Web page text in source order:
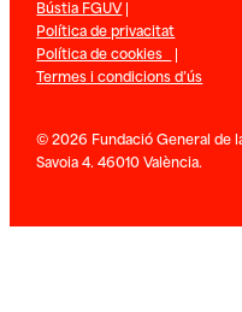
Bústia FGUV|
Política de privacitat
Política de cookies |
Termes i condicions d’ús
© 2026 Fundació General de
Savoia 4. 46010 València.